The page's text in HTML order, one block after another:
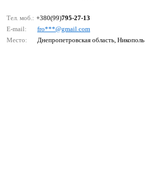
Тел. моб.: +380(99)795-27-13
E-mail:
frо***@gmаil.соm
Место:
Днепропетровская область, Никополь